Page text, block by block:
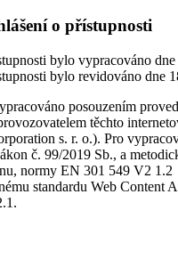
o přístupnosti
bylo vypracováno
bylo revidováno dne
posouzením
těchto
s. r. o.). Pro
č. 99/2019 Sb., a
normy EN 301 549 V2 1.2
standardu Web Content